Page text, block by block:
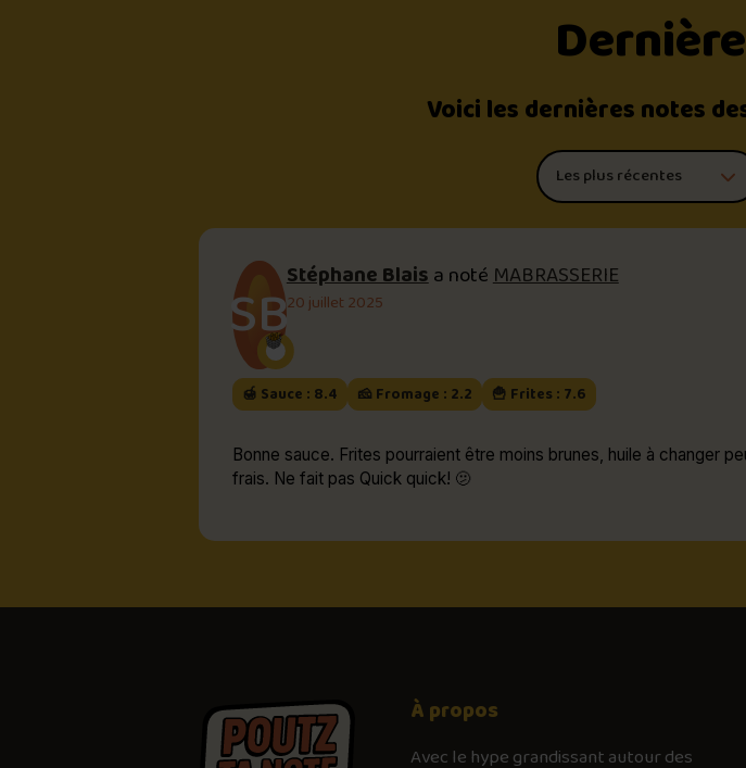
Voici les dernières notes
SBStéphane Blaisa notéMABRASSERIE
20 juillet 2025
🍯 Sauce : 8.4 🧀 Fromage : 2.2 🍟 Frites : 7.6
Bonne sauce. Frites pourraient être moins brunes, huile à changer
frais. Ne fait pas Quick quick! 🫤
À propos
Avec lehypegrandissant autour des